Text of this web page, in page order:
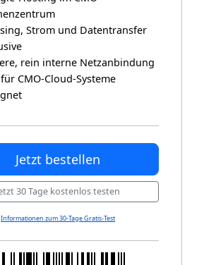
Strom und Datentransfer
rein interne Netzanbindung
CMO-Cloud-Systeme
Jetzt bestellen
30 Tage kostenlos testen
Informationen zum 30-Tage Gratis-Test